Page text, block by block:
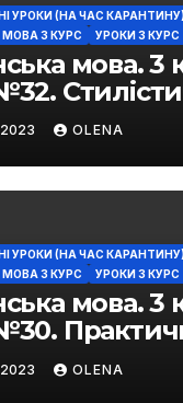
УРОКИ (НА ЧАС
МОВА 3 КУРС
УРОКИ 3 КУРС
мова. 3
OLENA
УРОКИ (НА ЧАС
МОВА 3 КУРС
УРОКИ 3 КУРС
мова. 3
OLENA